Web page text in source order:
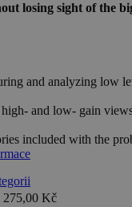
losing sight of the
and analyzing low
and low- gain
included with the
275,00 Kč